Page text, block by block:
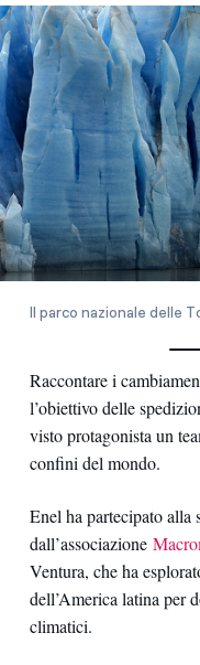
Il parco nazionale delle
Raccontare i
l’obiettivo delle
visto protagonista un
confini del mondo.
Enel ha partecipato alla
dall’associazione
Ventura, che ha
dell’America latina per
climatici.